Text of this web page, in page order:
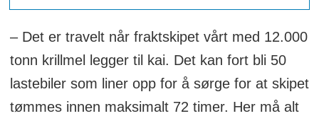
– Det er travelt når fraktskipet vårt med 12.000
tonn krillmel legger til kai. Det kan fort bli 50
lastebiler som liner opp for å sørge for at skipet
tømmes innen maksimalt 72 timer. Her må alt